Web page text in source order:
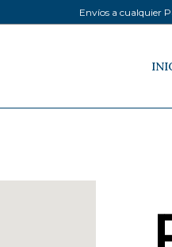
Envíos a cualquier